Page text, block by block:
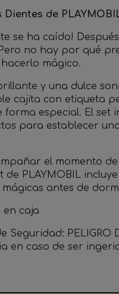
Dientes de
se ha caído!
no hay por qué
mágico.
y una dulce
cajita con etiqueta
forma especial. El set
para establecer
el momento
de PLAYMOBIL
antes de
en caja
Seguridad: PELIGRO
en caso de ser